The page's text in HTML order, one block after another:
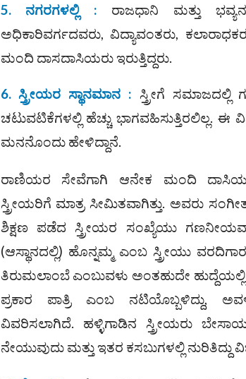
5. ನಗರಗಳಲ್ಲಿ : ರಾಜಧಾನಿ ಮತ್ತು
ಅಧಿಕಾರಿವರ್ಗದವರು, ವಿದ್ಯಾವಂತರು,
ಮಂದಿ ದಾಸದಾಸಿಯರು ಇರುತ್ತಿದ್ದರು.
6. ಸ್ತ್ರೀಯರ ಸ್ಥಾನಮಾನ : ಸ್ತ್ರೀಗೆ ಸಮಾಜದಲ್ಲಿ
ಚಟುವಟಿಕೆಗಳಲ್ಲಿ ಹೆಚ್ಚು
ಮನನೊಂದು ಹೇಳಿದ್ದಾನೆ.
ರಾಣಿಯರ ಸೇವೆಗಾಗಿ ಆನೇಕ ಮಂದಿ
ಸ್ತ್ರೀಯರಿಗೆ ಮಾತ್ರ ಸೀಮಿತವಾಗಿತ್ತು. ಅವರು ಸಂಗೀತ
ಶಿಕ್ಷಣ ಪಡೆದ ಸ್ತ್ರೀಯರ ಸಂಖ್ಯೆಯು
(ಆಸ್ಥಾನದಲ್ಲಿ) ಹೊನ್ನಮ್ಮ ಎಂಬ ಸ್ತ್ರೀಯು
ತಿರುಮಲಾಂಬೆ ಎಂಬುವಳು ಅಂತಹುದೇ
ಪ್ರಕಾರ ಪಾತ್ರಿ ಎಂಬ ನಟಿಯೊಬ್ಬಳಿದ್ದು,
ವಿವರಿಸಲಾಗಿದೆ. ಹಳ್ಳಿಗಾಡಿನ ಸ್ತ್ರೀಯರು
ನೇಯುವುದು ಮತ್ತು ಇತರ ಕಸಬುಗಳಲ್ಲಿ ನುರಿತಿದ್ದು